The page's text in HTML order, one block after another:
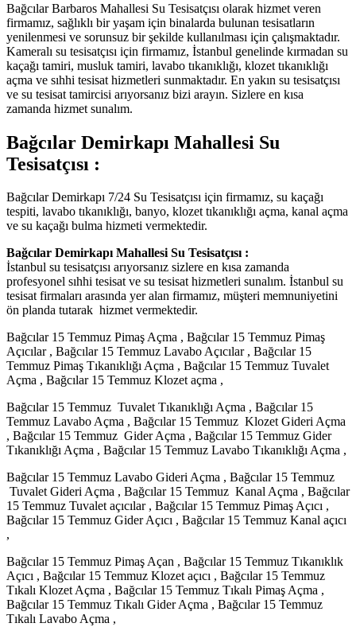
Bağcılar Barbaros Mahallesi Su Tesisatçısı olarak hizmet veren
firmamız, sağlıklı bir yaşam için binalarda bulunan tesisatların
yenilenmesi ve sorunsuz bir şekilde kullanılması için çalışmaktadır.
Kameralı su tesisatçısı için firmamız, İstanbul genelinde kırmadan su
kaçağı tamiri, musluk tamiri, lavabo tıkanıklığı, klozet tıkanıklığı
açma ve sıhhi tesisat hizmetleri sunmaktadır. En yakın su tesisatçısı
ve su tesisat tamircisi arıyorsanız bizi arayın. Sizlere en kısa
zamanda hizmet sunalım.
Bağcılar Demirkapı Mahallesi Su
Tesisatçısı :
Bağcılar Demirkapı 7/24 Su Tesisatçısı için firmamız, su kaçağı
tespiti, lavabo tıkanıklığı, banyo, klozet tıkanıklığı açma, kanal açma
ve su kaçağı bulma hizmeti vermektedir.
Bağcılar Demirkapı Mahallesi Su Tesisatçısı :
İstanbul su tesisatçısı arıyorsanız sizlere en kısa zamanda
profesyonel sıhhi tesisat ve su tesisat hizmetleri sunalım. İstanbul su
tesisat firmaları arasında yer alan firmamız, müşteri memnuniyetini
ön planda tutarak hizmet vermektedir.
Bağcılar 15 Temmuz Pimaş Açma , Bağcılar 15 Temmuz Pimaş
Açıcılar , Bağcılar 15 Temmuz Lavabo Açıcılar , Bağcılar 15
Temmuz Pimaş Tıkanıklığı Açma , Bağcılar 15 Temmuz Tuvalet
Açma , Bağcılar 15 Temmuz Klozet açma ,
Bağcılar 15 Temmuz Tuvalet Tıkanıklığı Açma , Bağcılar 15
Temmuz Lavabo Açma , Bağcılar 15 Temmuz Klozet Gideri Açma
, Bağcılar 15 Temmuz Gider Açma , Bağcılar 15 Temmuz Gider
Tıkanıklığı Açma , Bağcılar 15 Temmuz Lavabo Tıkanıklığı Açma ,
Bağcılar 15 Temmuz Lavabo Gideri Açma , Bağcılar 15 Temmuz
Tuvalet Gideri Açma , Bağcılar 15 Temmuz Kanal Açma , Bağcılar
15 Temmuz Tuvalet açıcılar , Bağcılar 15 Temmuz Pimaş Açıcı ,
Bağcılar 15 Temmuz Gider Açıcı , Bağcılar 15 Temmuz Kanal açıcı
,
Bağcılar 15 Temmuz Pimaş Açan , Bağcılar 15 Temmuz Tıkanıklık
Açıcı , Bağcılar 15 Temmuz Klozet açıcı , Bağcılar 15 Temmuz
Tıkalı Klozet Açma , Bağcılar 15 Temmuz Tıkalı Pimaş Açma ,
Bağcılar 15 Temmuz Tıkalı Gider Açma , Bağcılar 15 Temmuz
Tıkalı Lavabo Açma ,